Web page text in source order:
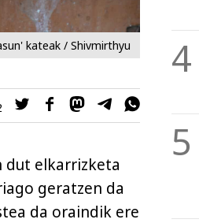
kateak / Shivmirthyu
dut elkarrizketa
geratzen da
da oraindik ere